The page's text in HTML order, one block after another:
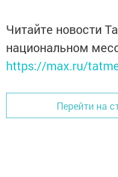
Читайте новости
национальном
https://max.ru/
Перейти на